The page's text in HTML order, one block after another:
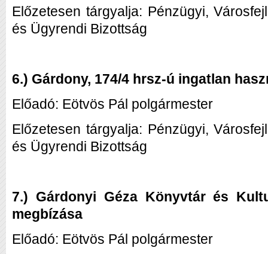
Előzetesen tárgyalja: Pénzügyi,
és Ügyrendi Bizottság
6.) Gárdony, 174/4 hrsz-ú ingatlan
Előadó: Eötvös Pál polgármester
Előzetesen tárgyalja: Pénzügyi,
és Ügyrendi Bizottság
7.) Gárdonyi Géza Könyvtár és
megbízása
Előadó: Eötvös Pál polgármester